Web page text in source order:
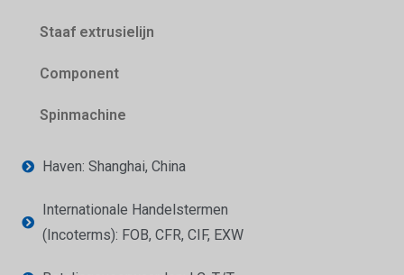
Staaf extrusielijn
Component
Spinmachine
Haven: Shanghai, China
Internationale Handelstermen
(Incoterms): FOB, CFR, CIF, EXW